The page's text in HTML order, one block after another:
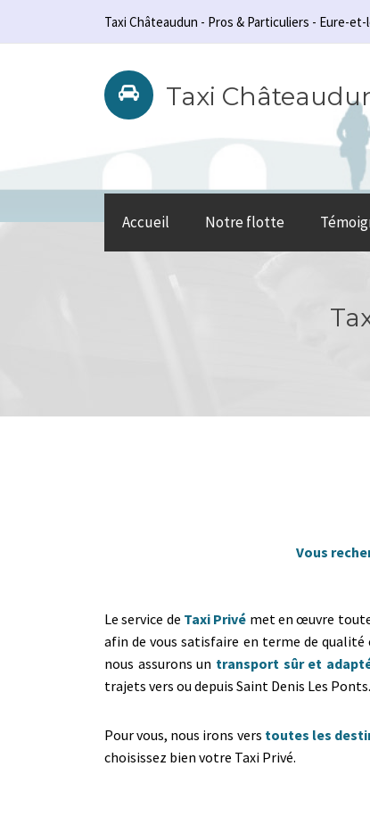
Taxi Châteaudun - Pros & Particuliers - Eure-et-
Taxi
Accueil Notre flotte
Vous
Le service de Taxi Privé met en œuvre toute
afin de vous satisfaire en terme de
nous assurons un transport sûr et
trajets vers ou depuis Saint Denis Les
Pour vous, nous irons vers toutes les
choisissez bien votre Taxi Privé.